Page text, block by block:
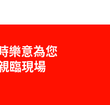
樂意為您
臨現場